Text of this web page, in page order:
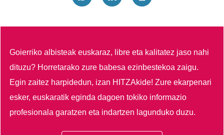
Goierriko albisteak euskaraz, libre eta kalitatez jaso nahi
dituzu? Horretarako zure babesa ezinbestekoa zaigu.
Egin zaitez harpidedun, izan HITZAkide!Zure ekarpenari
esker, euskaratik eginda dagoen tokiko informazio
profesionala garatzen eta indartzen lagunduko duzu.